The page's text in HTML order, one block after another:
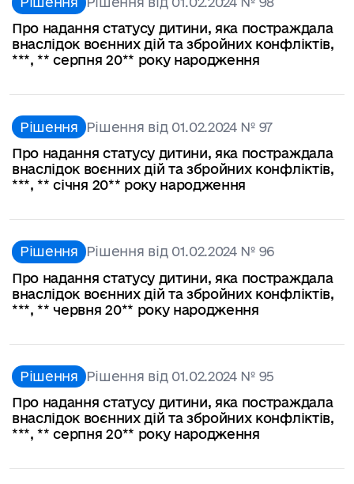
Про надання статусу дитини, яка постраждала
внаслідок воєнних дій та збройних конфліктів,
***, ** серпня 20** року народження
Рішення Рішення від 01.02.2024 № 97
Про надання статусу дитини, яка постраждала
внаслідок воєнних дій та збройних конфліктів,
***, ** січня 20** року народження
Рішення Рішення від 01.02.2024 № 96
Про надання статусу дитини, яка постраждала
внаслідок воєнних дій та збройних конфліктів,
***, ** червня 20** року народження
Рішення Рішення від 01.02.2024 № 95
Про надання статусу дитини, яка постраждала
внаслідок воєнних дій та збройних конфліктів,
***, ** серпня 20** року народження